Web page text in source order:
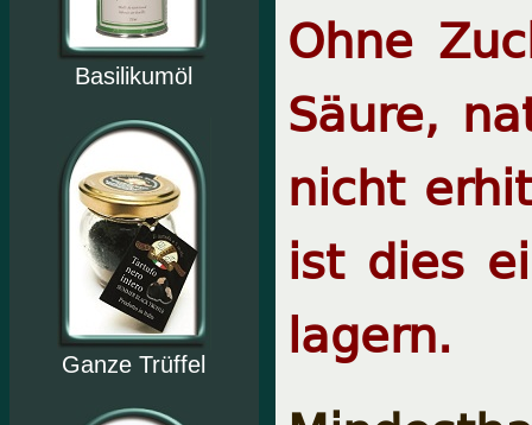
Basilikumöl
Ganze Trüffel
Ohne
Säure,
nicht
ist dies
lagern.